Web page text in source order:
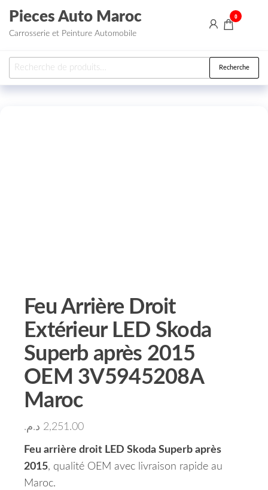
Aller au contenu
Pieces Auto Maroc
Carrosserie et Peinture Automobile
0
Recherche pour : Recherche
Feu Arrière Droit
Extérieur LED Skoda
Superb après 2015
OEM 3V5945208A
Maroc
2,251.00 د.م.
Feu arrière droit LED Skoda Superb après
2015, qualité OEM avec livraison rapide au
Maroc.